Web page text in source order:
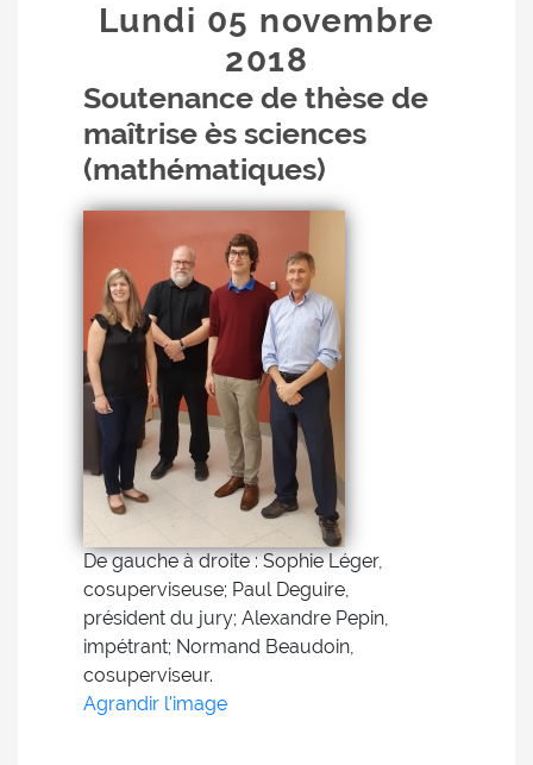
Lundi 05 novembre
2018
Soutenance de thèse de
maîtrise ès sciences
(mathématiques)
De gauche à droite : Sophie Léger,
cosuperviseuse; Paul Deguire,
président du jury; Alexandre Pepin,
impétrant; Normand Beaudoin,
cosuperviseur.
Agrandir l'image